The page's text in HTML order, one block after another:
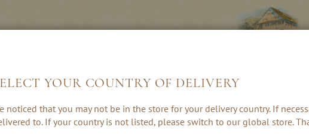
DRANK
CREAMS
& PUNCH
YOUR COUNTRY OF DELIVERY
noticed that you may not be in the store for your delivery country. If
to. If your country is not listed, please switch to our global store.